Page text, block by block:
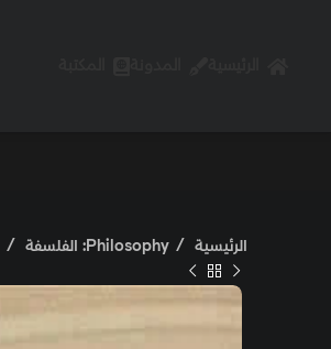
الرئيسية Philosophy: الفلسفة